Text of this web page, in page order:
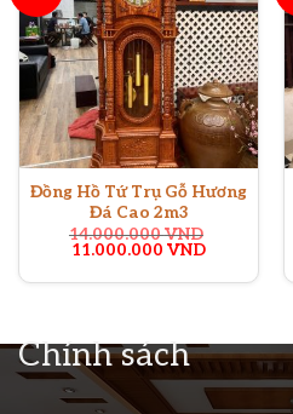
Đồng Hồ Tứ Trụ Gỗ Hương
Đá Cao 2m3
14.000.000VND
Giá
là:
11.000.000 VNDGiá
tại
Chính sách